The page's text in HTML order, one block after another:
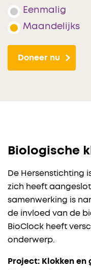
Eenmalig
Maandelijks
Doneer nu
Biologische
De Hersenstichting
zich heeft
samenwerking is
de invloed van de
BioClock heeft
onderwerp.
Project: Klokken en